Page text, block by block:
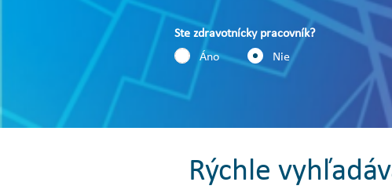
Ste zdravotnícky pracovník?
Áno
Nie
Rýchle